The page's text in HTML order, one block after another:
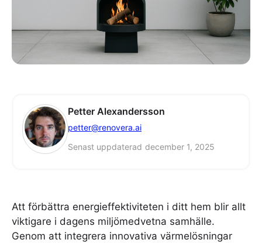
Petter Alexandersson
petter@renovera.ai
Senast uppdaterad december 1, 2025
Att förbättra energieffektiviteten i ditt hem blir allt
viktigare i dagens miljömedvetna samhälle.
Genom att integrera innovativa värmelösningar